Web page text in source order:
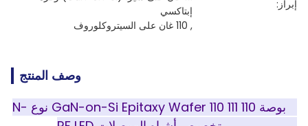
إبراز:
إبتاكسي
, 110 غان على السيتروكلوروف
وصف المنتج
8 بوصة GaN-on-Si Epitaxy Wafer 110 111 110 نوع N-